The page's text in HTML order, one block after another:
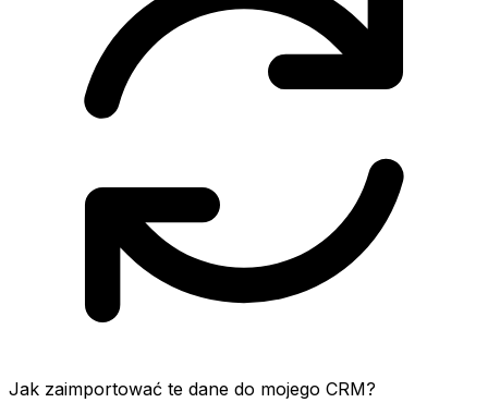
Jak zaimportować te dane do mojego CRM?